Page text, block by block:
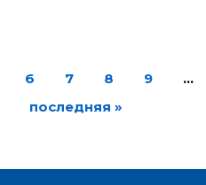
6 7 8 9
…
последняя »